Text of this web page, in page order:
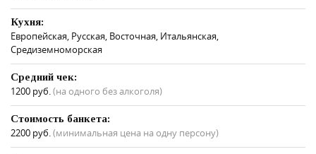
Кухня:
Европейская, Русская, Восточная, Итальянская,
Средиземноморская
Средний чек:
1200 руб.(на одного без алкоголя)
Стоимость банкета:
2200 руб.(минимальная цена на одну персону)